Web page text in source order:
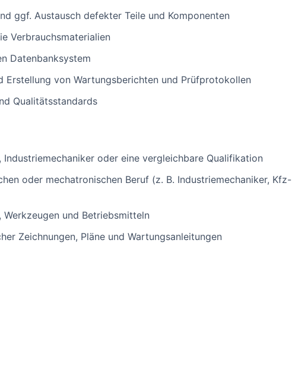
ggf. Austausch defekter Teile und Komponenten
Verbrauchsmaterialien
Datenbanksystem
von Wartungsberichten und Prüfprotokollen
Qualitätsstandards
oder eine vergleichbare Qualifikation
oder mechatronischen Beruf (z. B. Industriemechaniker, Kfz-
und Betriebsmitteln
Zeichnungen, Pläne und Wartungsanleitungen